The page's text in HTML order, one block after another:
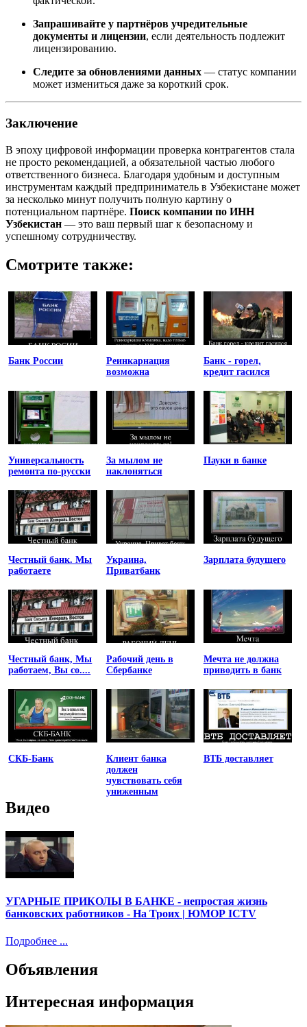
Запрашивайте у партнёров учредительные
документы и лицензии, если деятельность подлежит
лицензированию.
Следите за обновлениями данных — статус компании
может измениться даже за короткий срок.
Заключение
В эпоху цифровой информации проверка контрагентов стала
не просто рекомендацией, а обязательной частью любого
ответственного бизнеса. Благодаря удобным и доступным
инструментам каждый предприниматель в Узбекистане может
за несколько минут получить полную картину о
потенциальном партнёре. Поиск компании по ИНН
Узбекистан — это ваш первый шаг к безопасному и
успешному сотрудничеству.
Смотрите также:
Банк России
Реинкарнация
возможна
Банк - горел,
кредит гасился
Универсальность
ремонта по-русски
За мылом не
наклоняться
Пауки в банке
Честный банк. Мы
работаете
Украина,
Приватбанк
Зарплата будущего
Честный банк, Мы
работаем, Вы со....
Рабочий день в
Сбербанке
Мечта не должна
приводить в банк
СКБ-Банк
Клиент банка
должен
чувствовать себя
униженным
ВТБ доставляет
Видео
УГАРНЫЕ ПРИКОЛЫ В БАНКЕ - непростая жизнь
банковских работников - На Троих | ЮМОР ICTV
Подробнее ...
Объявления
Интересная информация